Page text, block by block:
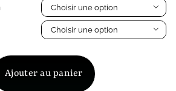


Ajouter au panier